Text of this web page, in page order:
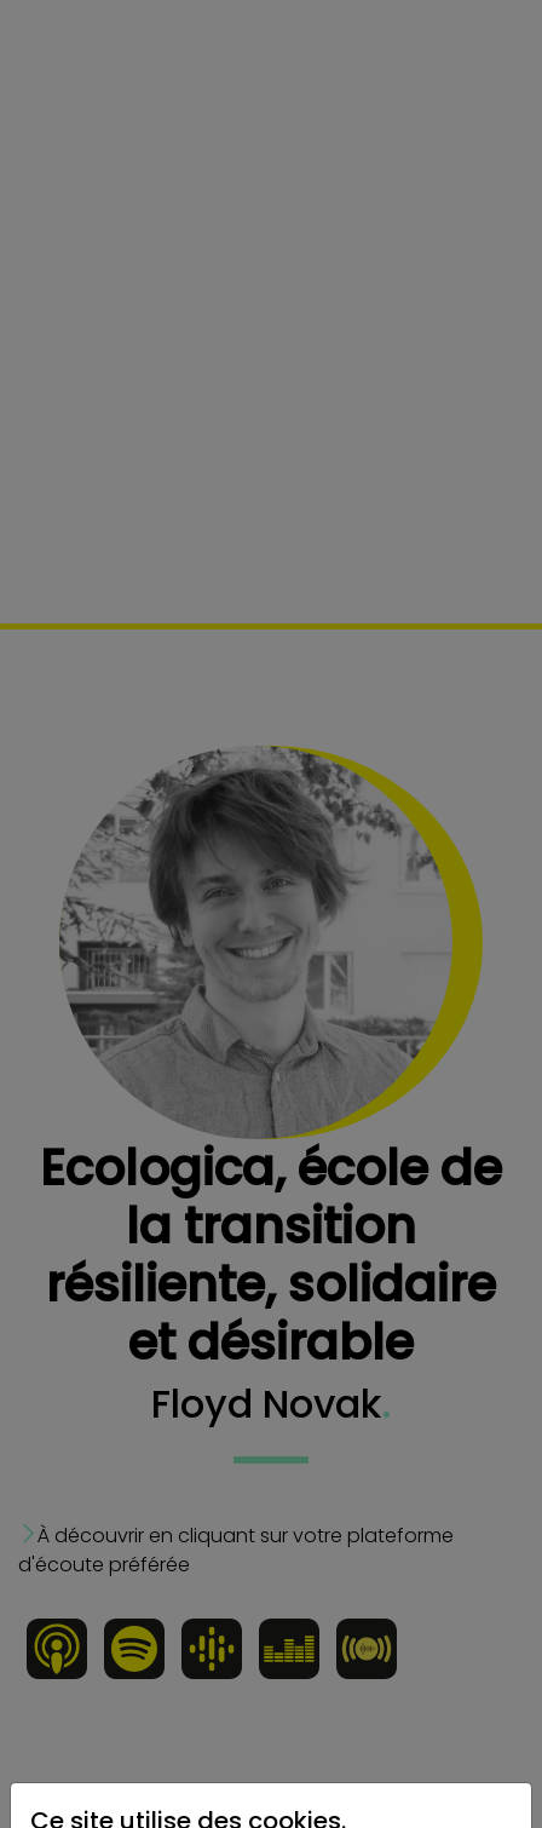
Ecologica, école de
la transition
résiliente, solidaire
et désirable
Floyd Novak.
À découvrir en cliquant sur votre plateforme
d'écoute préférée
Créer un contenu et un contenant adapté aux
Ce site utilise des cookies.